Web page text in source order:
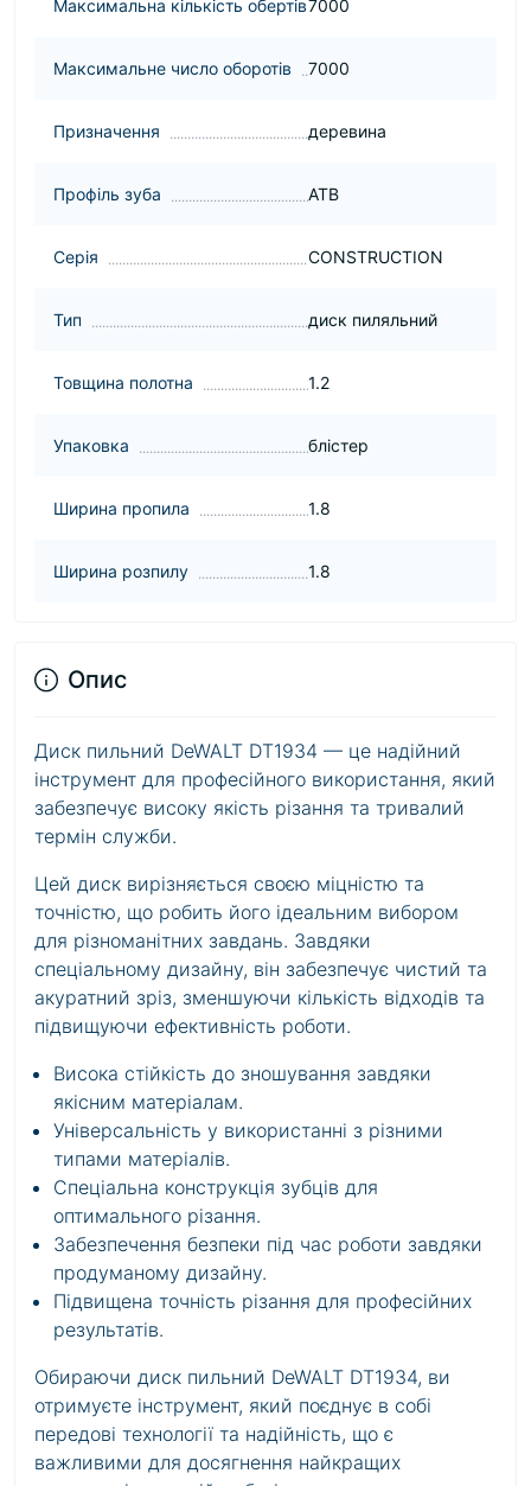
Максимальна кількість обертів7000
Максимальне число оборотів 7000
Призначення деревина
Профіль зуба ATB
Серія CONSTRUCTION
Тип диск пиляльний
Товщина полотна 1.2
Упаковка блістер
Ширина пропила 1.8
Ширина розпилу 1.8
Опис
Диск пильний DeWALT DT1934 — це надійний
інструмент для професійного використання, який
забезпечує високу якість різання та тривалий
термін служби.
Цей диск вирізняється своєю міцністю та
точністю, що робить його ідеальним вибором
для різноманітних завдань. Завдяки
спеціальному дизайну, він забезпечує чистий та
акуратний зріз, зменшуючи кількість відходів та
підвищуючи ефективність роботи.
Висока стійкість до зношування завдяки
якісним матеріалам.
Універсальність у використанні з різними
типами матеріалів.
Спеціальна конструкція зубців для
оптимального різання.
Забезпечення безпеки під час роботи завдяки
продуманому дизайну.
Підвищена точність різання для професійних
результатів.
Обираючи диск пильний DeWALT DT1934, ви
отримуєте інструмент, який поєднує в собі
передові технології та надійність, що є
важливими для досягнення найкращих